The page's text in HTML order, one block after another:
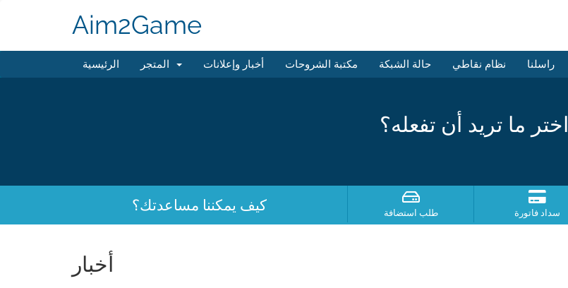
Aim2Game
الرئيسية أخبار وإعلانات مكتبة الشروحات حالة الشبكة نظام نقاطي راسلنا
اختر ما تريد أن تفعله؟
كيف يمكننا مساعدتك؟ طلب استضافة سداد فاتورة
أخبار